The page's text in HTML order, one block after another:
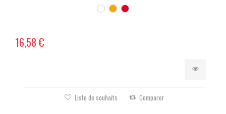
16,58 €
Liste de souhaits Comparer